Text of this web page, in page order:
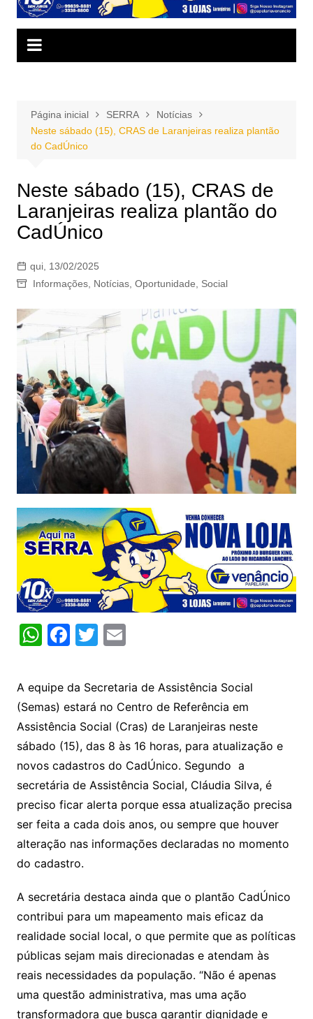
Página inicial SERRA
Notícias
Neste sábado (15), CRAS de Laranjeiras realiza plantão
do CadÚnico
Neste sábado (15), CRAS de
Laranjeiras realiza plantão do
CadÚnico
qui, 13/02/2025
Informações, Notícias, Oportunidade Social
W
at
s
A
p
p
F
c
e
b
o
o
k
T
itt
er
E
ai
l
A equipe da Secretaria de Assistência Social
(Semas) estará no Centro de Referência em
Assistência Social (Cras) de Laranjeiras neste
sábado (15), das 8 às 16 horas, para atualização e
novos cadastros do CadÚnico. Segundo a
secretária de Assistência Social, Cláudia Silva, é
preciso ficar alerta porque essa atualização precisa
ser feita a cada dois anos, ou sempre que houver
alteração nas informações declaradas no momento
do cadastro.
A secretária destaca ainda que o plantão CadÚnico
contribui para um mapeamento mais eficaz da
realidade social local, o que permite que as políticas
públicas sejam mais direcionadas e atendam às
reais necessidades da população. “Não é apenas
uma questão administrativa, mas uma ação
transformadora que busca garantir dignidade e